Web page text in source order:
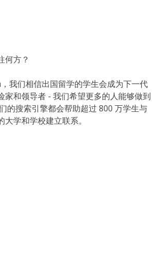
何方？
我们相信出国留学的学生会成为下一代
家和领导者 - 我们希望更多的人能够做到
的搜索引擎都会帮助超过 800 万学生与
学和学校建立联系。